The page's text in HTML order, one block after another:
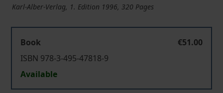
Karl-Alber-Verlag, 1. Edition 1996, 320 Pages
Book
€51.00
ISBN 978-3-495-47818-9
Available